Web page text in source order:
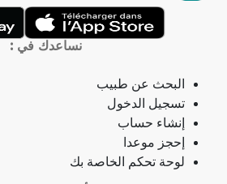
التهاب الحلق
ذبحة صدرية (مصطلح لاتيني)
فقدان الشهية
نساعدك في :
البحث عن طبيب
تسجيل الدخول
إنشاء حساب
إحجز موعدا
لوحة تحكم الخاصة بك